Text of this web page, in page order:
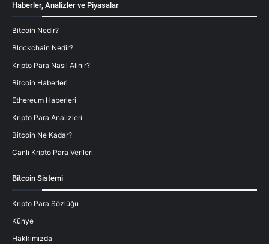
Haberler, Analizler ve Piyasalar
Bitcoin Nedir?
Blockchain Nedir?
Kripto Para Nasıl Alınır?
Bitcoin Haberleri
Ethereum Haberleri
Kripto Para Analizleri
Bitcoin Ne Kadar?
Canlı Kripto Para Verileri
Bitcoin Sistemi
Kripto Para Sözlüğü
Künye
Hakkımızda